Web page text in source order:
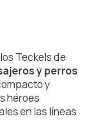
Teckels de
y perros
y
héroes
en las líneas